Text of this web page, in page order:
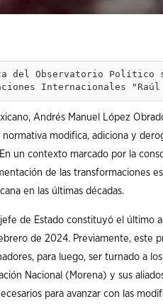
del Observatorio Político
Internacionales "Raúl
Andrés Manuel López
modifica, adiciona y
un contexto marcado por la
de las transformaciones
en las últimas décadas.
de Estado constituyó el último
de 2024. Previamente, este
para luego, ser turnado a
Nacional (Morena) y sus
para avanzar con las